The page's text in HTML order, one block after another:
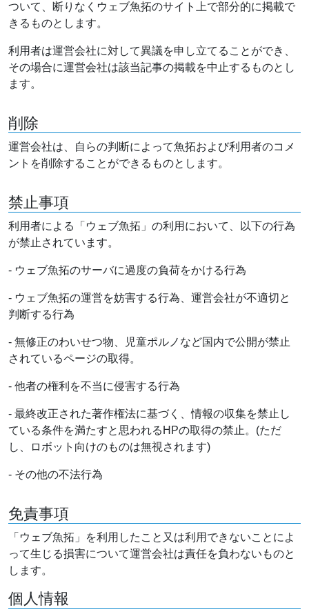
ついて、断りなくウェブ魚拓のサイト上で部分的に掲載で
きるものとします。
利用者は運営会社に対して異議を申し立てることができ、
その場合に運営会社は該当記事の掲載を中止するものとし
ます。
削除
運営会社は、自らの判断によって魚拓および利用者のコメ
ントを削除することができるものとします。
禁止事項
利用者による「ウェブ魚拓」の利用において、以下の行為
が禁止されています。
- ウェブ魚拓のサーバに過度の負荷をかける行為
- ウェブ魚拓の運営を妨害する行為、運営会社が不適切と
判断する行為
- 無修正のわいせつ物、児童ポルノなど国内で公開が禁止
されているページの取得。
- 他者の権利を不当に侵害する行為
- 最終改正された著作権法に基づく、情報の収集を禁止し
ている条件を満たすと思われるHPの取得の禁止。(ただ
し、ロボット向けのものは無視されます)
- その他の不法行為
免責事項
「ウェブ魚拓」を利用したこと又は利用できないことによ
って生じる損害について運営会社は責任を負わないものと
します。
個人情報